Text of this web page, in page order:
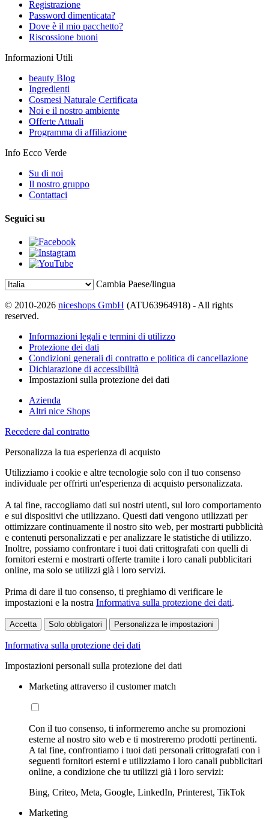
Registrazione
Password dimenticata?
Dove è il mio pacchetto?
Riscossione buoni
Informazioni Utili
beauty Blog
Ingredienti
Cosmesi Naturale Certificata
Noi e il nostro ambiente
Offerte Attuali
Programma di affiliazione
Info Ecco Verde
Su di noi
Il nostro gruppo
Contattaci
Seguici su
Cambia Paese/lingua
© 2010-2026 niceshops GmbH (ATU63964918) - All rights
reserved.
Informazioni legali e termini di utilizzo
Protezione dei dati
Condizioni generali di contratto e politica di cancellazione
Dichiarazione di accessibilità
Impostazioni sulla protezione dei dati
Azienda
Altri nice Shops
Recedere dal contratto
Personalizza la tua esperienza di acquisto
Utilizziamo i cookie e altre tecnologie solo con il tuo consenso
individuale per offrirti un'esperienza di acquisto personalizzata.
A tal fine, raccogliamo dati sui nostri utenti, sul loro comportamento
e sui dispositivi che utilizzano. Questi dati vengono utilizzati per
ottimizzare continuamente il nostro sito web, per mostrarti pubblicità
e contenuti personalizzati e per analizzare le statistiche di utilizzo.
Inoltre, possiamo confrontare i tuoi dati crittografati con quelli di
fornitori esterni e mostrarti offerte tramite i loro canali pubblicitari
online, ma solo se utilizzi già i loro servizi.
Prima di dare il tuo consenso, ti preghiamo di verificare le
impostazioni e la nostra Informativa sulla protezione dei dati.
Accetta Solo obbligatori Personalizza le impostazioni
Informativa sulla protezione dei dati
Impostazioni personali sulla protezione dei dati
Marketing attraverso il customer match
Con il tuo consenso, ti informeremo anche su promozioni
esterne al nostro sito web e ti mostreremo prodotti pertinenti.
A tal fine, confrontiamo i tuoi dati personali crittografati con i
seguenti fornitori esterni e utilizziamo i loro canali pubblicitari
online, a condizione che tu utilizzi già i loro servizi:
Bing, Criteo, Meta, Google, LinkedIn, Printerest, TikTok
Marketing